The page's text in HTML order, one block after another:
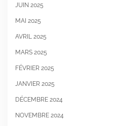
JUIN 2025
MAI 2025
AVRIL 2025
MARS 2025
FÉVRIER 2025
JANVIER 2025
DÉCEMBRE 2024
NOVEMBRE 2024